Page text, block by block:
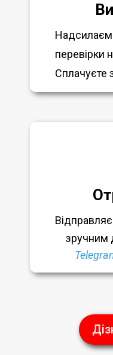
перевірки
Сплачуєте
зручним